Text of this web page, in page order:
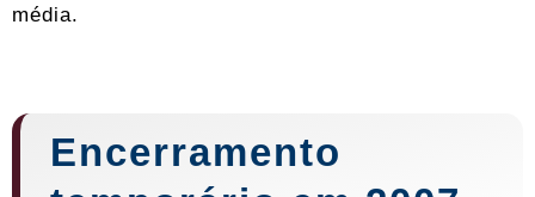
média.
Encerramento